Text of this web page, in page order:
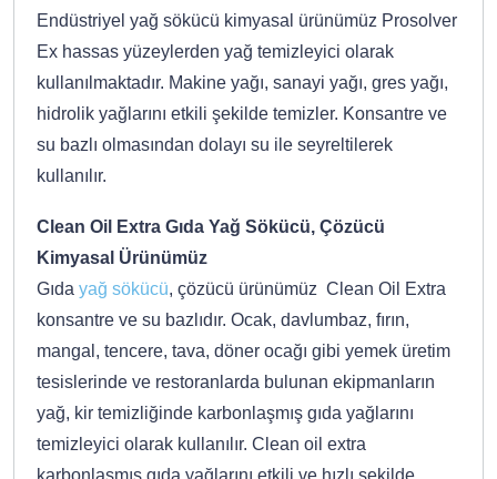
Endüstriyel yağ sökücü kimyasal ürünümüz Prosolver
Ex hassas yüzeylerden yağ temizleyici olarak
kullanılmaktadır. Makine yağı, sanayi yağı, gres yağı,
hidrolik yağlarını etkili şekilde temizler. Konsantre ve
su bazlı olmasından dolayı su ile seyreltilerek
kullanılır.
Clean Oil Extra Gıda Yağ Sökücü, Çözücü
Kimyasal Ürünümüz
Gıda yağ sökücü, çözücü ürünümüz Clean Oil Extra
konsantre ve su bazlıdır. Ocak, davlumbaz, fırın,
mangal, tencere, tava, döner ocağı gibi yemek üretim
tesislerinde ve restoranlarda bulunan ekipmanların
yağ, kir temizliğinde karbonlaşmış gıda yağlarını
temizleyici olarak kullanılır. Clean oil extra
karbonlaşmış gıda yağlarını etkili ve hızlı şekilde